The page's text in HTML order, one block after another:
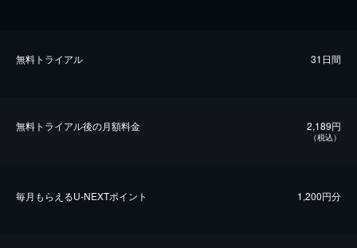
無料トライアル 31日間
無料トライアル後の⽉額料金 2,189円
（税込）
毎⽉もらえるU-NEXTポイント 1,200円分